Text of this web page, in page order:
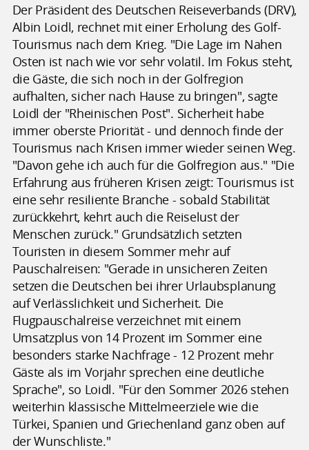
Der Präsident des Deutschen Reiseverbands (DRV),
Albin Loidl, rechnet mit einer Erholung des Golf-
Tourismus nach dem Krieg. "Die Lage im Nahen
Osten ist nach wie vor sehr volatil. Im Fokus steht,
die Gäste, die sich noch in der Golfregion
aufhalten, sicher nach Hause zu bringen", sagte
Loidl der "Rheinischen Post". Sicherheit habe
immer oberste Priorität - und dennoch finde der
Tourismus nach Krisen immer wieder seinen Weg.
"Davon gehe ich auch für die Golfregion aus." "Die
Erfahrung aus früheren Krisen zeigt: Tourismus ist
eine sehr resiliente Branche - sobald Stabilität
zurückkehrt, kehrt auch die Reiselust der
Menschen zurück." Grundsätzlich setzten
Touristen in diesem Sommer mehr auf
Pauschalreisen: "Gerade in unsicheren Zeiten
setzen die Deutschen bei ihrer Urlaubsplanung
auf Verlässlichkeit und Sicherheit. Die
Flugpauschalreise verzeichnet mit einem
Umsatzplus von 14 Prozent im Sommer eine
besonders starke Nachfrage - 12 Prozent mehr
Gäste als im Vorjahr sprechen eine deutliche
Sprache", so Loidl. "Für den Sommer 2026 stehen
weiterhin klassische Mittelmeerziele wie die
Türkei, Spanien und Griechenland ganz oben auf
der Wunschliste."